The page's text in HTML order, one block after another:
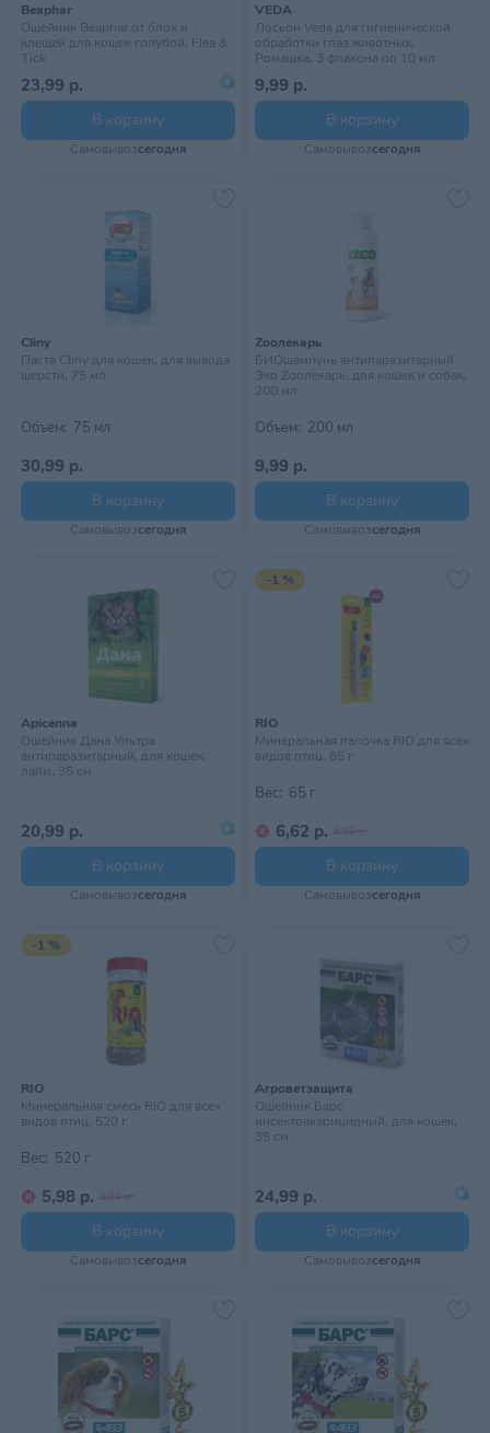
Beaphar
Ошейник Beaphar от блох и
клещей для кошек голубой, Flea &
Tick
23,99 р.
В корзину
Самовывозсегодня
VEDA
Лосьон Veda для гигиенической
обработки глаз животных,
Ромашка, 3 флакона по 10 мл
9,99 р.
В корзину
Самовывозсегодня
Cliny
Паста Cliny для кошек, для вывода
шерсти, 75 мл
Объем: 75 мл
30,99 р.
В корзину
Самовывозсегодня
Zooлекарь
БИОшампунь антипаразитарный
Эко Zooлекарь, для кошек и собак,
200 мл
Объем: 200 мл
9,99 р.
В корзину
Самовывозсегодня
Apicenna
Ошейник Дана Ультра
антипаразитарный, для кошек,
лайм, 35 см
20,99 р.
В корзину
Самовывозсегодня
-1 %
RIO
Минеральная палочка RIO для всех
видов птиц, 65 г
Вес: 65 г
6,62 р. 6,69 р.
В корзину
Самовывозсегодня
-1 %
RIO
Минеральная смесь RIO для всех
видов птиц, 520 г
Вес: 520 г
5,98 р. 6,04 р.
В корзину
Самовывозсегодня
Агроветзащита
Ошейник Барс
инсектоакарицидный, для кошек,
35 см
24,99 р.
В корзину
Самовывозсегодня